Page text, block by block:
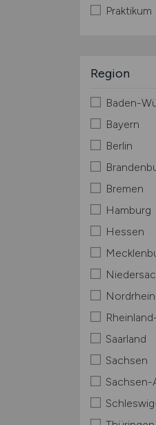
Praktikum
Region
Baden-
Bayern
Berlin
Bremen
Hamburg
Hessen
Saarland
Sachsen
Sachsen-